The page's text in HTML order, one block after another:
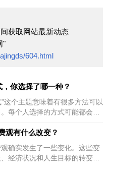
获取网站最新动态
"
604.html
你选择了哪一种？
这个主题意味着有很多方法可以
每个人选择的方式可能都会不
观有什么改变？
确实发生了一些变化。这些变
经济状况和人生目标的转变。